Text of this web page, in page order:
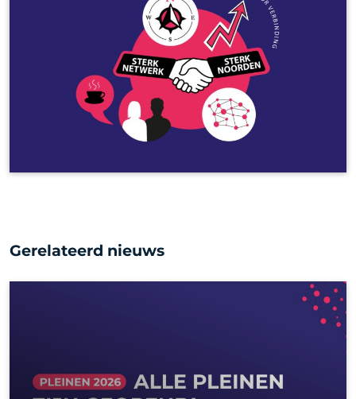
Gerelateerd nieuws